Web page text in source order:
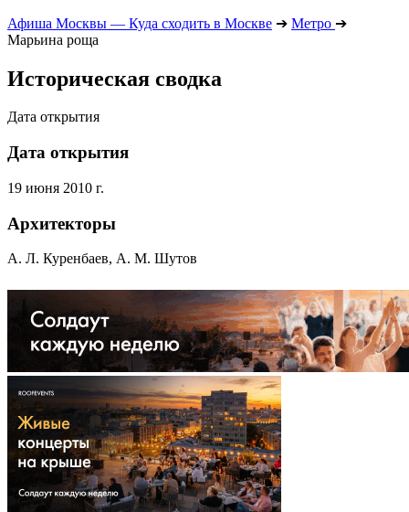
Афиша Москвы — Куда сходить в Москве ➔ Метро ➔
Марьина роща
Историческая сводка
Дата открытия
Дата открытия
19 июня 2010 г.
Архитекторы
А. Л. Куренбаев, А. М. Шутов